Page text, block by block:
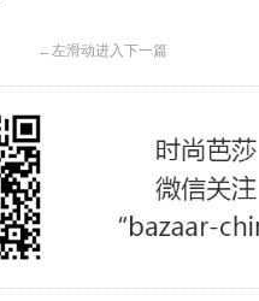
← 左滑动进入下一篇